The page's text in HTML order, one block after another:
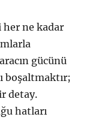
her ne kadar
gücünü
boşaltmaktır;
detay.
hatları